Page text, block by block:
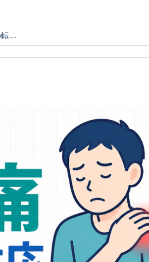
理学療法士の転職ガイド